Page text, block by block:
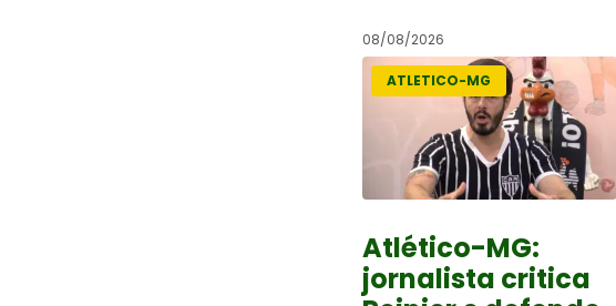
08/08/2026
ATLETICO-MG
Atlético-MG:
jornalista critica